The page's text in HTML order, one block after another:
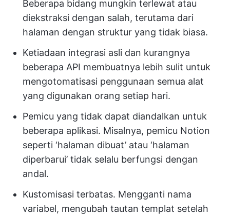
Beberapa bidang mungkin terlewat atau
diekstraksi dengan salah, terutama dari
halaman dengan struktur yang tidak biasa.
Ketiadaan integrasi asli dan kurangnya
beberapa API membuatnya lebih sulit untuk
mengotomatisasi penggunaan semua alat
yang digunakan orang setiap hari.
Pemicu yang tidak dapat diandalkan untuk
beberapa aplikasi. Misalnya, pemicu Notion
seperti ‘halaman dibuat’ atau ‘halaman
diperbarui’ tidak selalu berfungsi dengan
andal.
Kustomisasi terbatas. Mengganti nama
variabel, mengubah tautan templat setelah